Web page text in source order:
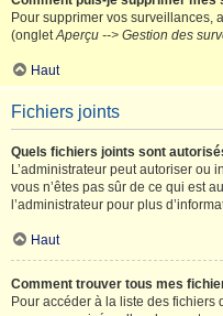
Pour supprimer vos surveillances,
(ongletAperçu --> Gestion des
Haut
Fichiers joints
Quels fichiers joints sont
L’administrateur peut autoriser ou
vous n’êtes pas sûr de ce qui est
l’administrateur pour plus
Haut
Comment trouver tous mes
Pour accéder à la liste des fichiers